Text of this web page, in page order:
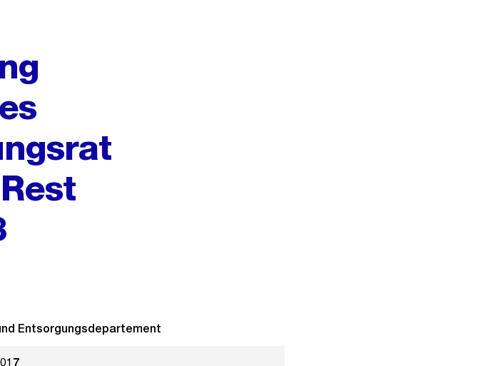
Entsorgungsdepartement